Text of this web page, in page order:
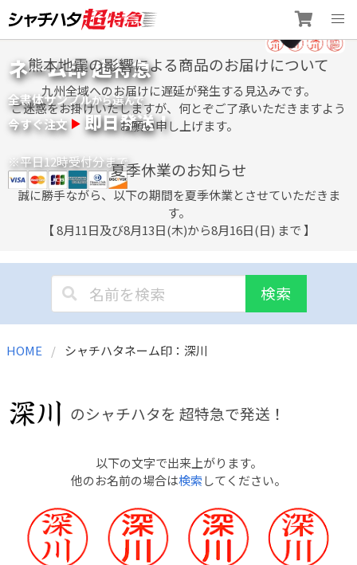
to
content
ネーム印 超特急
全書体サンプルから選んで
今すぐ注文 即日発送！
※平日12時受付分まで
熊本地震の影響による商品のお届けについて
九州全域へのお届けに遅延が発生する見込みです。
ご迷惑をお掛けいたしますが、何とぞご了承いただきますよう
お願い申し上げます。
夏季休業のお知らせ
誠に勝手ながら、以下の期間を夏季休業とさせていただきま
す。
【 8月11日及び8月13日(木)から8月16日(日) まで 】
検索
HOME シャチハタネーム印：深川
のシャチハタを 超特急で発送！
以下の文字で出来上がります。
他のお名前の場合は検索してください。